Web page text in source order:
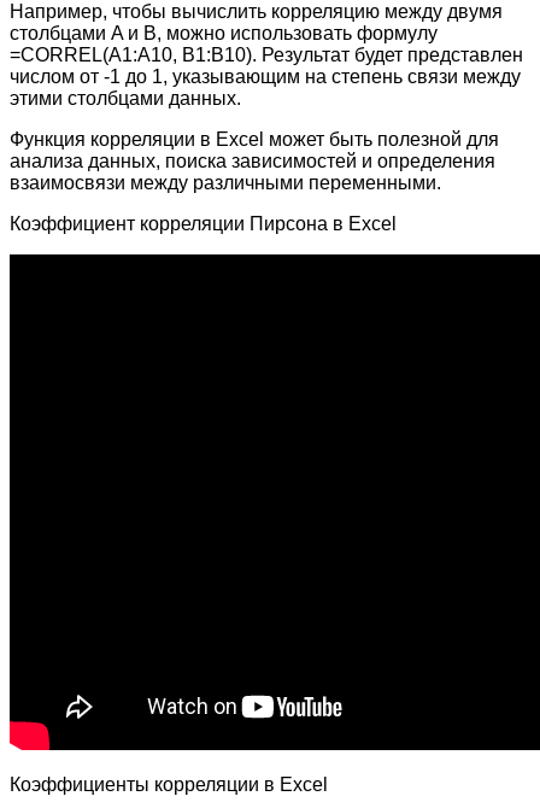
Например, чтобы вычислить корреляцию между двумя
столбцами A и B, можно использовать формулу
=CORREL(A1:A10, B1:B10). Результат будет представлен
числом от -1 до 1, указывающим на степень связи между
этими столбцами данных.
Функция корреляции в Excel может быть полезной для
анализа данных, поиска зависимостей и определения
взаимосвязи между различными переменными.
Коэффициент корреляции Пирсона в Excel
Коэффициенты корреляции в Excel